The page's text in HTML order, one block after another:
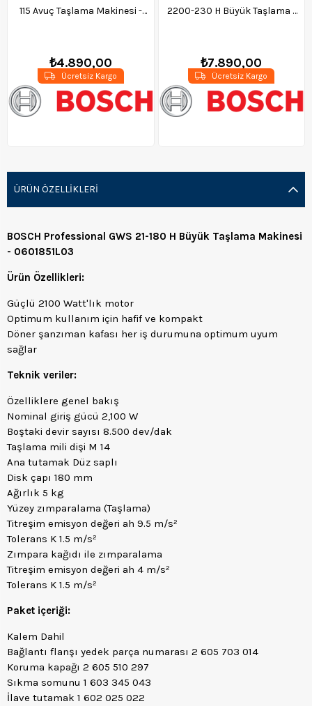
115 Avuç Taşlama Makinesi -
₺4.890,00
Ücretsiz Kargo
2200-230 H Büyük Taşlama -
₺7.890,00
Ücretsiz Kargo
ÜRÜN ÖZELLIKLERI
BOSCH Professional GWS 21-180 H Büyük Taşlama Makinesi
- 0601851L03
Ürün Özellikleri:
Güçlü 2100 Watt'lık motor
Optimum kullanım için hafif ve kompakt
Döner şanzıman kafası her iş durumuna optimum uyum
sağlar
Teknik veriler:
Özelliklere genel bakış
Nominal giriş gücü 2,100 W
Boştaki devir sayısı 8.500 dev/dak
Taşlama mili dişi M 14
Ana tutamak Düz saplı
Disk çapı 180 mm
Ağırlık 5 kg
Yüzey zımparalama (Taşlama)
Titreşim emisyon değeri ah 9.5 m/s²
Tolerans K 1.5 m/s²
Zımpara kağıdı ile zımparalama
Titreşim emisyon değeri ah 4 m/s²
Tolerans K 1.5 m/s²
Paket içeriği:
Kalem Dahil
Bağlantı flanşı yedek parça numarası 2 605 703 014
Koruma kapağı 2 605 510 297
Sıkma somunu 1 603 345 043
İlave tutamak 1 602 025 022